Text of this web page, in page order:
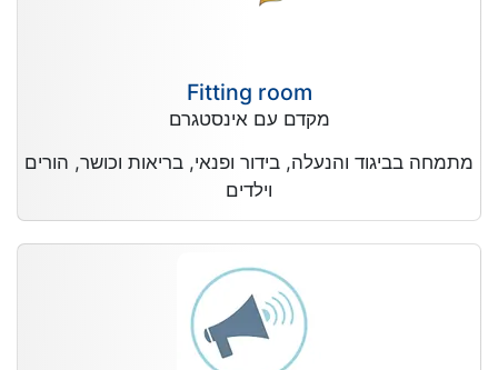
Fitting room
מקדם עם אינסטגרם
מתמחה בביגוד והנעלה, בידור ופנאי, בריאות וכושר, הורים
וילדים